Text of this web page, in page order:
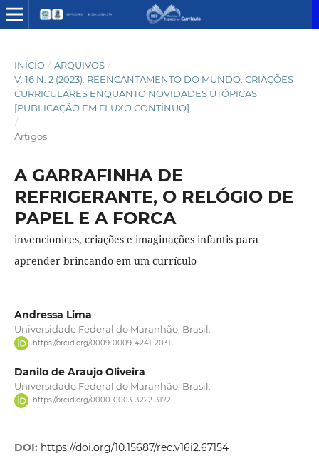
INÍCIO / ARQUIVOS /
V. 16 N. 2 (2023): REENCANTAMENTO DO MUNDO: CRIAÇÕES
CURRICULARES ENQUANTO NOVIDADES UTÓPICAS
[PUBLICAÇÃO EM FLUXO CONTÍNUO]
/
Artigos
A GARRAFINHA DE
REFRIGERANTE, O RELÓGIO DE
PAPEL E A FORCA
invencionices, criações e imaginações infantis para
aprender brincando em um currículo
Andressa Lima
Universidade Federal do Maranhão, Brasil.
https://orcid.org/0009-0009-4241-2031
Danilo de Araujo Oliveira
Universidade Federal do Maranhão, Brasil.
https://orcid.org/0000-0003-3222-3172
DOI: https://doi.org/10.15687/rec.v16i2.67154